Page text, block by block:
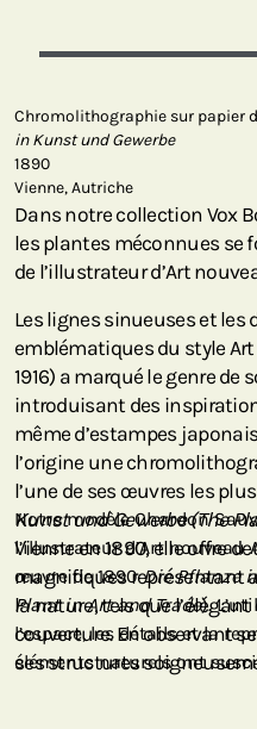
Chromolithographie sur papier
in Kunst und Gewerbe
1890
Vienne, Autriche
Dans notre collection Vox
les plantes méconnues se
de l’illustrateur d’Art
Les lignes sinueuses et
emblématiques du style
1916) a marqué le genre de
introduisant des
même d’estampes
l’origine une
l’une de ses œuvres les
Kunst und Gewerbe (The
Vienne en 1890, elle offre
magnifiques représentant
la nature, tels que
couverture. En observant
ses structures
Notre modèle Chardon
l’illustrateur d’Art nouveau
œuvre de 1890Die Pflanze
Plant in Art and Trade).
l’espace, les détails et la
éléments naturels ont